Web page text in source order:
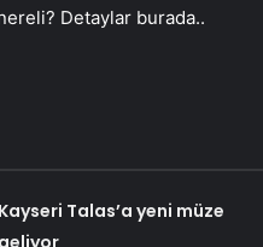
Detaylar burada..
Kayseri Talas’a yeni müze